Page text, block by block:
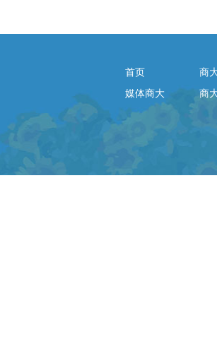
首页 商
媒体商大
商